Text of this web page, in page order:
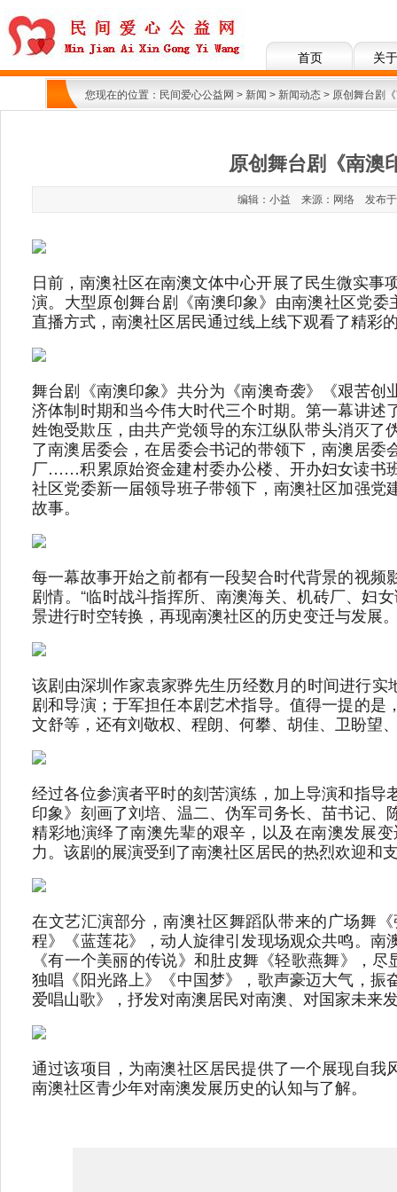
首页 关
您现在的位置： 民间爱心公益网 > 新闻 > 新闻动态 > 原创舞台剧
原创舞台剧《南澳
编辑：小益 来源：网络 发布
日前，南澳社区在南澳文体中心开展了民生微实
演。大型原创舞台剧《南澳印象》由南澳社区党
直播方式，南澳社区居民通过线上线下观看了精彩
舞台剧《南澳印象》共分为《南澳奇袭》《艰苦
济体制时期和当今伟大时代三个时期。第一幕讲
姓饱受欺压，由共产党领导的东江纵队带头消灭
了南澳居委会，在居委会书记的带领下，南澳居
厂……积累原始资金建村委办公楼、开办妇女读书
社区党委新一届领导班子带领下，南澳社区加强
故事。
每一幕故事开始之前都有一段契合时代背景的视
剧情。“临时战斗指挥所、南澳海关、机砖厂、
景进行时空转换，再现南澳社区的历史变迁与发展
该剧由深圳作家袁家骅先生历经数月的时间进行
剧和导演；于军担任本剧艺术指导。值得一提的
文舒等，还有刘敬权、程朗、何攀、胡佳、卫盼望
经过各位参演者平时的刻苦演练，加上导演和指
印象》刻画了刘培、温二、伪军司务长、苗书记
精彩地演绎了南澳先辈的艰辛，以及在南澳发展
力。该剧的展演受到了南澳社区居民的热烈欢迎和
在文艺汇演部分，南澳社区舞蹈队带来的广场舞
程》《蓝莲花》，动人旋律引发现场观众共鸣。
《有一个美丽的传说》和肚皮舞《轻歌燕舞》，
独唱《阳光路上》《中国梦》，歌声豪迈大气，
爱唱山歌》，抒发对南澳居民对南澳、对国家未来
通过该项目，为南澳社区居民提供了一个展现自
南澳社区青少年对南澳发展历史的认知与了解。